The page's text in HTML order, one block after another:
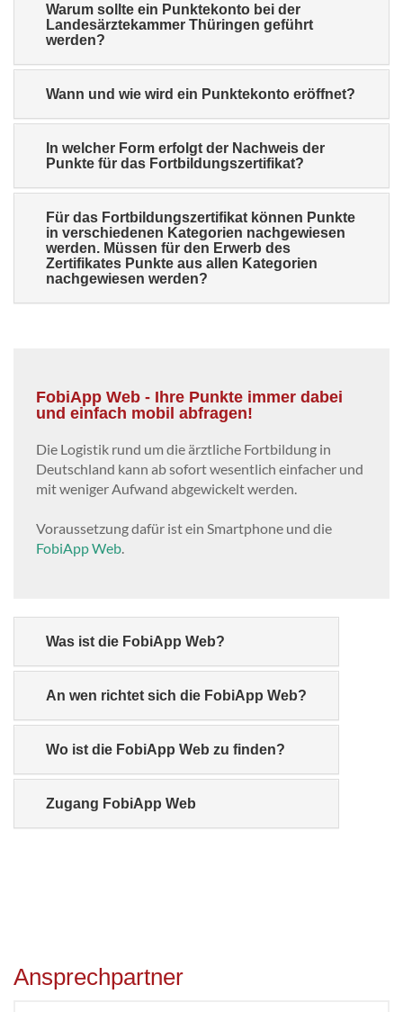
Warum sollte ein Punktekonto bei der
Landesärztekammer Thüringen geführt
werden?
Wann und wie wird ein Punktekonto eröffnet?
In welcher Form erfolgt der Nachweis der
Punkte für das Fortbildungszertifikat?
Für das Fortbildungszertifikat können Punkte
in verschiedenen Kategorien nachgewiesen
werden. Müssen für den Erwerb des
Zertifikates Punkte aus allen Kategorien
nachgewiesen werden?
FobiApp Web - Ihre Punkte immer dabei
und einfach mobil abfragen!
Die Logistik rund um die ärztliche Fortbildung in
Deutschland kann ab sofort wesentlich einfacher und
mit weniger Aufwand abgewickelt werden.
Voraussetzung dafür ist ein Smartphone und die
FobiApp Web.
Was ist die FobiApp Web?
An wen richtet sich die FobiApp Web?
Wo ist die FobiApp Web zu finden?
Zugang FobiApp Web
Ansprechpartner